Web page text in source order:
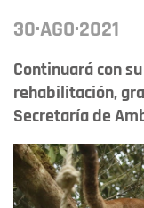
30·AGO·2021
Continuará con
rehabilitación,
Secretaría de